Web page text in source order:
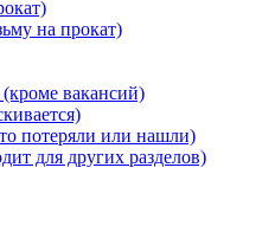
на прокат)
вакансий)
потеряли или нашли)
для других разделов)